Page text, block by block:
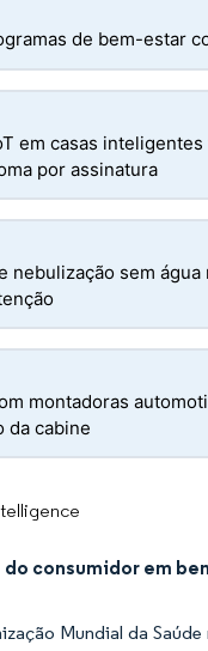
de bem-estar
em casas
por assinatura
nebulização sem água
montadoras
da cabine
consumidor em
Mundial da Saúde